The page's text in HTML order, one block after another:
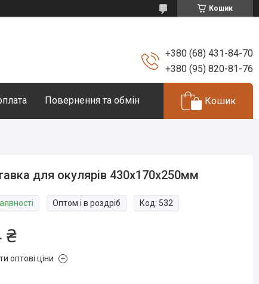
Кошик
+380 (68) 431-84-70
+380 (95) 820-81-76
Повернення та обмін Кошик
для окулярів 430х170х250мм
Оптом і в роздріб Код: 532
₴
оптові ціни